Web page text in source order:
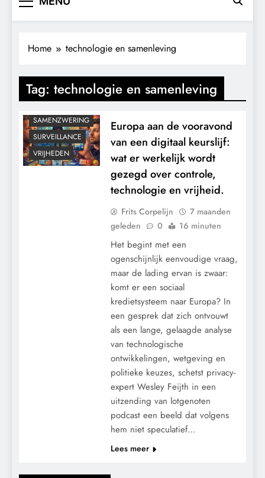
Home technologie en samenleving
Tag: technologie en samenleving
CONTROLE
GRONDRECHTEN
MACHT
SAMENZWERING
SURVEILLANCE
VRIJHEDEN
Europa aan de vooravond
van een digitaal keurslijf:
wat er werkelijk wordt
gezegd over controle,
technologie en vrijheid.
Frits Corpelijn
7 maanden
geleden
0 16 minuten
Het begint met een
ogenschijnlijk eenvoudige vraag,
maar de lading ervan is zwaar:
komt er een sociaal
kredietsysteem naar Europa? In
een gesprek dat zich ontvouwt
als een lange, gelaagde analyse
van technologische
ontwikkelingen, wetgeving en
politieke keuzes, schetst privacy-
expert Wesley Feijth in een
uitzending van lotgenoten
podcast een beeld dat volgens
hem niet speculatief…
Lees meer